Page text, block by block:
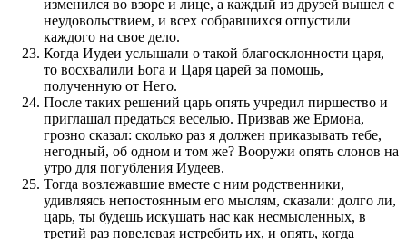
изменился во взоре и лице, а каждый из друзей вышел с
неудовольствием, и всех собравшихся отпустили
каждого на свое дело.
Когда Иудеи услышали о такой благосклонности царя,
то восхвалили Бога и Царя царей за помощь,
полученную от Него.
После таких решений царь опять учредил пиршество и
приглашал предаться веселью. Призвав же Ермона,
грозно сказал: сколько раз я должен приказывать тебе,
негодный, об одном и том же? Вооружи опять слонов на
утро для погубления Иудеев.
Тогда возлежавшие вместе с ним родственники,
удивляясь непостоянным его мыслям, сказали: долго ли,
царь, ты будешь искушать нас как несмысленных, в
третий раз повелевая истребить их, и опять, когда